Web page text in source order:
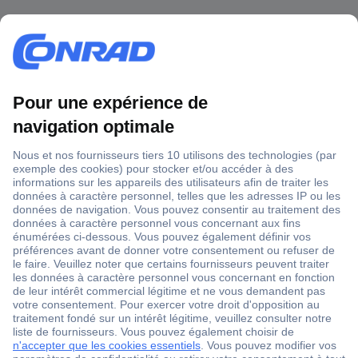
1 500 000 références
2500 marques
18 marques Conrad
Service après-vente
4 modes de livraison
Service Client
Ma commande